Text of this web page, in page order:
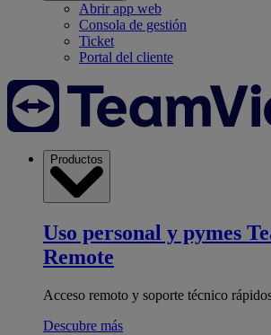
Abrir app web
Consola de gestión
Ticket
Portal del cliente
Productos
Uso personal y pymes
Remote
Acceso remoto y soporte técnico
Descubre más